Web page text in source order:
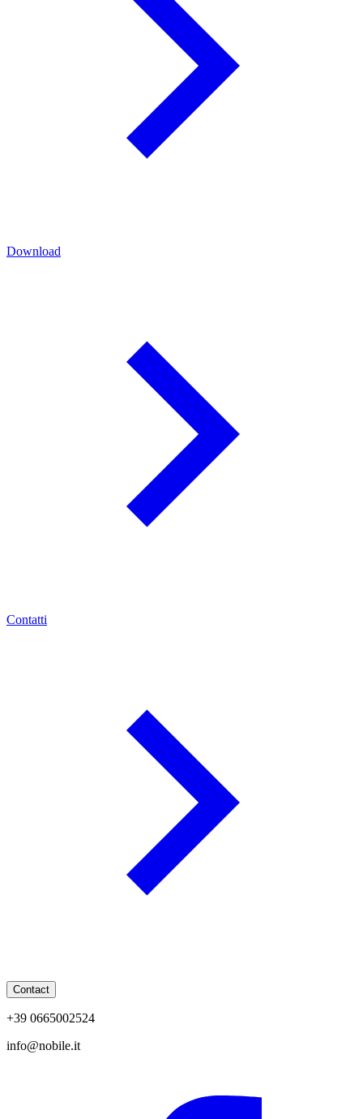
Download
Contatti
Contact
+39 0665002524
info@nobile.it